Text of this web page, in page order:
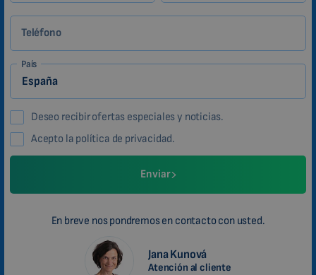
Teléfono
País
Deseo recibir ofertas especiales y noticias.
Acepto la política de privacidad.
Enviar
En breve nos pondremos en contacto con usted.
Jana Kunová
Atención al cliente